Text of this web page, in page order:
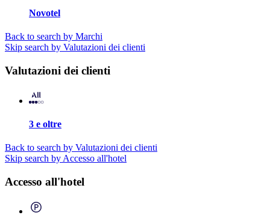
Novotel
Back to search by Marchi
Skip search by Valutazioni dei clienti
Valutazioni dei clienti
3 e oltre
Back to search by Valutazioni dei clienti
Skip search by Accesso all'hotel
Accesso all'hotel